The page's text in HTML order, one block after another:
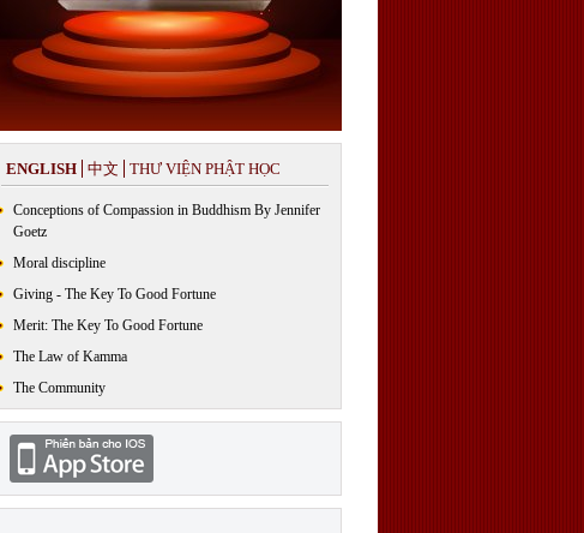
ENGLISH 中文 THƯ VIỆN PHẬT HỌC
Conceptions of Compassion in Buddhism By Jennifer
Goetz
Moral discipline
Giving - The Key To Good Fortune
Merit: The Key To Good Fortune
The Law of Kamma
The Community